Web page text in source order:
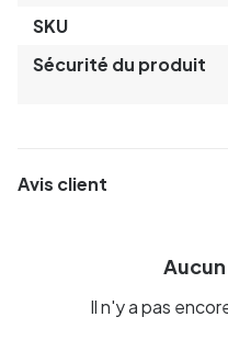
SKU
Sécurité du produit
Avis client
Il n'y a pas